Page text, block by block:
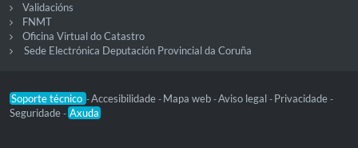
Validacións
FNMT
Oficina Virtual do Catastro
Sede Electrónica Deputación Provincial da Coruña
Soporte técnico -Accesibilidade - Mapa web -Aviso legal - Privacidade -
Seguridade - Axuda